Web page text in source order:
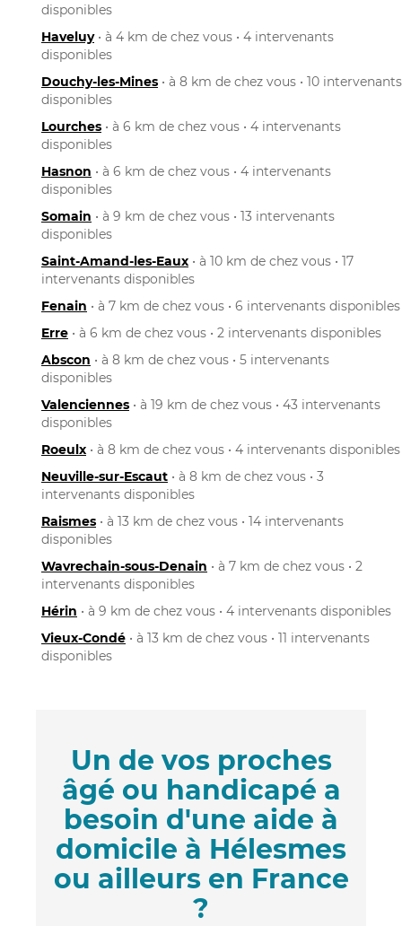
disponibles
Haveluy• à 4 km de chez vous • 4 intervenants
disponibles
Douchy-les-Mines • à 8 km de chez vous • 10 intervenants
disponibles
Lourches • à 6 km de chez vous • 4 intervenants
disponibles
Hasnon • à 6 km de chez vous • 4 intervenants
disponibles
Somain • à 9 km de chez vous • 13 intervenants
disponibles
Saint-Amand-les-Eaux • à 10 km de chez vous • 17
intervenants disponibles
Fenain • à 7 km de chez vous • 6 intervenants disponibles
Erre • à 6 km de chez vous • 2 intervenants disponibles
Abscon • à 8 km de chez vous • 5 intervenants
disponibles
Valenciennes • à 19 km de chez vous • 43 intervenants
disponibles
Roeulx • à 8 km de chez vous • 4 intervenants disponibles
Neuville-sur-Escaut • à 8 km de chez vous • 3
intervenants disponibles
Raismes • à 13 km de chez vous • 14 intervenants
disponibles
Wavrechain-sous-Denain • à 7 km de chez vous • 2
intervenants disponibles
Hérin • à 9 km de chez vous • 4 intervenants disponibles
Vieux-Condé • à 13 km de chez vous • 11 intervenants
disponibles
Un de vos proches
âgé ou handicapé a
besoin d'une aide à
domicile à Hélesmes
ou ailleurs en France
?